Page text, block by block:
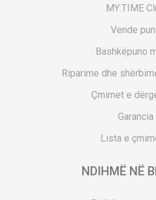
MY:TIME
Vende
Bashkëpuno
Riparime dhe
Çmimet e
Garancia
Lista e
NDIHMË NË